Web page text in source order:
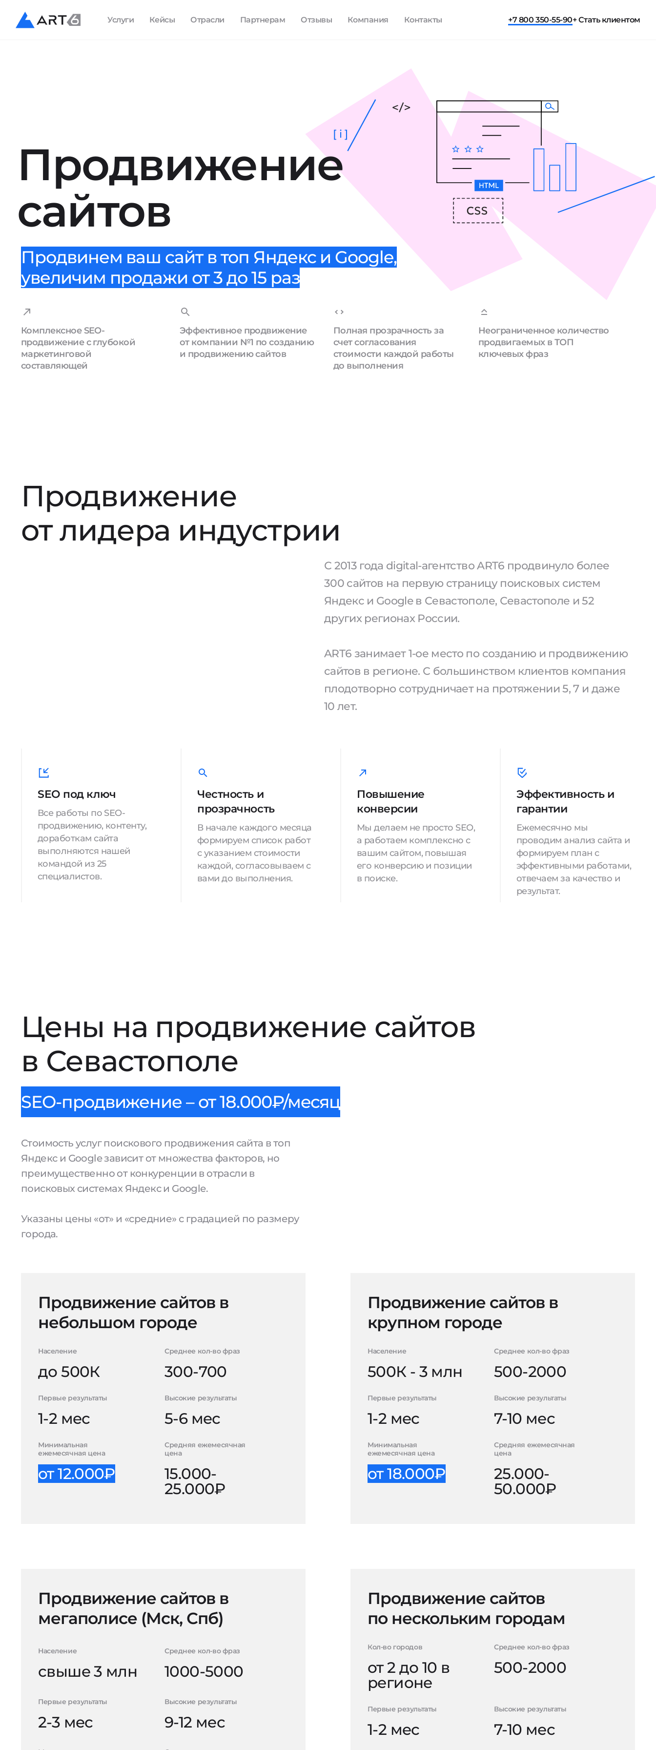
Услуги Кейсы Отрасли Партнерам Отзывы Компания Контакты +7 800 350-55-90+ Стать клиентом
Продвижение
сайтов
[ i ]
Продвинем ваш сайт в топ Яндекс и Google,
увеличим продажи от 3 до 15 раз
Комплексное SEO-
продвижение с глубокой
маркетинговой
составляющей
Эффективное продвижение
от компании №1 по созданию
и продвижению сайтов
Полная прозрачность за
счет согласования
стоимости каждой работы
до выполнения
Неограниченное количество
продвигаемых в ТОП
ключевых фраз
Продвижение
от лидера индустрии
С 2013 года digital-агентство ART6 продвинуло более
300 сайтов на первую страницу поисковых систем
Яндекс и Google в Севастополе, Севастополе и 52
других регионах России.
ART6 занимает 1-ое место по созданию и продвижению
сайтов в регионе. С большинством клиентов компания
плодотворно сотрудничает на протяжении 5, 7 и даже
10 лет.
SEO под ключ
Все работы по SEO-
продвижению, контенту,
доработкам сайта
выполняются нашей
командой из 25
специалистов.
Честность и
прозрачность
В начале каждого месяца
формируем список работ
с указанием стоимости
каждой, согласовываем с
вами до выполнения.
Повышение
конверсии
Мы делаем не просто SEO,
а работаем комплексно с
вашим сайтом, повышая
его конверсию и позиции
в поиске.
Эффективность и
гарантии
Ежемесячно мы
проводим анализ сайта и
формируем план с
эффективными работами,
отвечаем за качество и
результат.
Цены на продвижение сайтов
в Севастополе
SEO-продвижение – от 18.000₽/месяц
Стоимость услуг поискового продвижения сайта в топ
Яндекс и Google зависит от множества факторов, но
преимущественно от конкуренции в отрасли в
поисковых системах Яндекс и Google.
Указаны цены «от» и «средние» с градацией по размеру
города.
Продвижение сайтов в
небольшом городе
Население
до 500К
Среднее кол-во фраз
300-700
Первые результаты
1-2 мес
Высокие результаты
5-6 мес
Минимальная
ежемесячная цена
от 12.000₽
Средняя ежемесячная
цена
15.000-
25.000₽
Продвижение сайтов в
крупном городе
Население
500К - 3 млн
Среднее кол-во фраз
500-2000
Первые результаты
1-2 мес
Высокие результаты
7-10 мес
Минимальная
ежемесячная цена
от 18.000₽
Средняя ежемесячная
цена
25.000-
50.000₽
Продвижение сайтов в
мегаполисе (Мск, Спб)
Население
свыше 3 млн
Среднее кол-во фраз
1000-5000
Первые результаты
2-3 мес
Высокие результаты
9-12 мес
Продвижение сайтов
по нескольким городам
Кол-во городов
от 2 до 10 в
регионе
Среднее кол-во фраз
500-2000
Первые результаты
1-2 мес
Высокие результаты
7-10 мес